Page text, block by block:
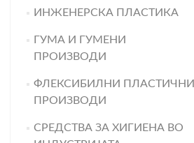
ИНЖЕНЕРСКА ПЛАСТИКА
ГУМА И ГУМЕНИ
ПРОИЗВОДИ
ФЛЕКСИБИЛНИ ПЛАСТИЧНИ
ПРОИЗВОДИ
СРЕДСТВА ЗА ХИГИЕНА ВО